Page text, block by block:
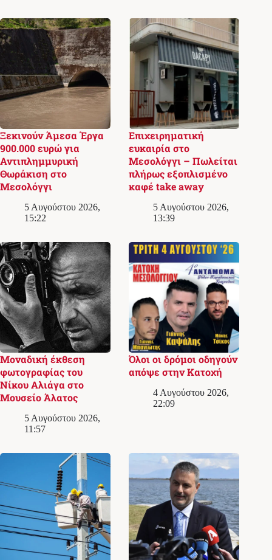
Ξεκινούν Άμεσα Έργα
900.000 ευρώ για
Αντιπλημμυρική
Θωράκιση στο
Μεσολόγγι
5 Αυγούστου 2026,
15:22
Επιχειρηματική
ευκαιρία στο
Μεσολόγγι – Πωλείται
πλήρως εξοπλισμένο
καφέ take away
5 Αυγούστου 2026,
13:39
Μοναδική έκθεση
φωτογραφίας του
Νίκου Αλιάγα στο
Μουσείο Άλατος
5 Αυγούστου 2026,
11:57
Όλοι οι δρόμοι οδηγούν
απόψε στην Κατοχή
4 Αυγούστου 2026,
22:09